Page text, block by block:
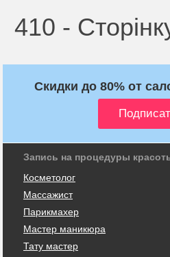
410 -
Скидки до 80% от
Запись на процедуры
Косметолог
Массажист
Парикмахер
Мастер маникюра
Тату мастер